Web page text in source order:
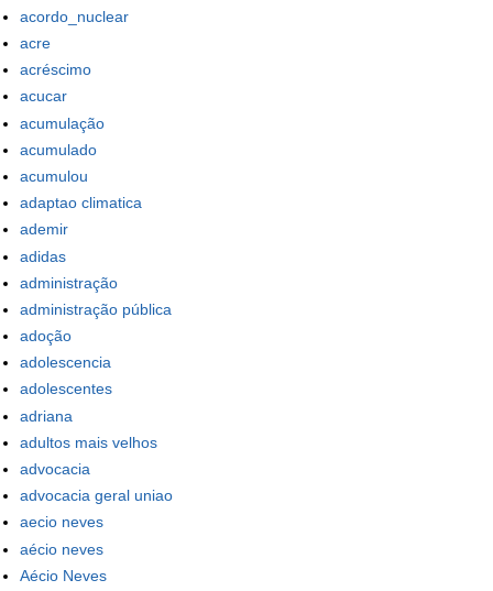
acordo_nuclear
acre
acréscimo
acucar
acumulação
acumulado
acumulou
adaptao climatica
ademir
adidas
administração
administração pública
adoção
adolescencia
adolescentes
adriana
adultos mais velhos
advocacia
advocacia geral uniao
aecio neves
aécio neves
Aécio Neves